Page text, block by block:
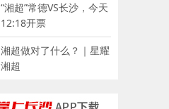
“湘超”常德VS长沙，今天
12:18开票
湘超做对了什么？｜星耀
湘超